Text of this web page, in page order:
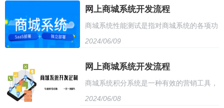
注册后，即可使用多种报名方式进行报名，
如在线填写报名表、选择参会项目等
系统具备多种功能，如注册、缴费、信息管
理、通知发布等，为参会人员提供全方位的
网上商城系统开发流程
商城系统性能测试是指对商城系统的各项功
能和性能指标进行全面测试和评估的过程。
测试内容包括系统响应时间、吞吐量、并发
用户数、数据加载能力等，旨在确保系统在
2024/06/09
网上商城系统开发流程
商城系统积分系统是一种有效的营销工具，
通过积分奖励机制，鼓励用户购买和参与活
2024/06/08